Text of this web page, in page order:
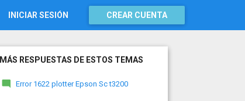
INICIAR SESIÓN CREAR CUENTA
MÁS RESPUESTAS DE ESTOS TEMAS
Error 1622 plotter Epson Sc t3200